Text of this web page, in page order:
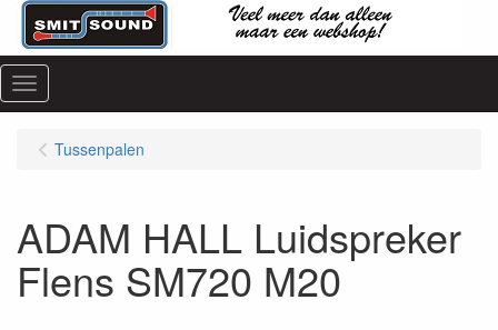
Menu
Tussenpalen
ADAM HALL Luidspreker
Flens SM720 M20